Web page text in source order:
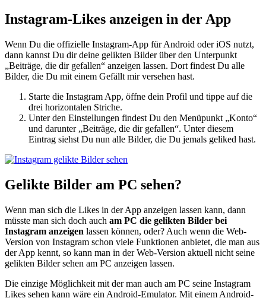
Instagram-Likes anzeigen in der App
Wenn Du die offizielle Instagram-App für Android oder iOS nutzt,
dann kannst Du dir deine gelikten Bilder über den Unterpunkt
„Beiträge, die dir gefallen“ anzeigen lassen. Dort findest Du alle
Bilder, die Du mit einem Gefällt mir versehen hast.
Starte die Instagram App, öffne dein Profil und tippe auf die
drei horizontalen Striche.
Unter den Einstellungen findest Du den Menüpunkt „Konto“
und darunter „Beiträge, die dir gefallen“. Unter diesem
Eintrag siehst Du nun alle Bilder, die Du jemals geliked hast.
Gelikte Bilder am PC sehen?
Wenn man sich die Likes in der App anzeigen lassen kann, dann
müsste man sich doch auch am PC die gelikten Bilder bei
Instagram anzeigen lassen können, oder? Auch wenn die Web-
Version von Instagram schon viele Funktionen anbietet, die man aus
der App kennt, so kann man in der Web-Version aktuell nicht seine
gelikten Bilder sehen am PC anzeigen lassen.
Die einzige Möglichkeit mit der man auch am PC seine Instagram
Likes sehen kann wäre ein Android-Emulator. Mit einem Android-